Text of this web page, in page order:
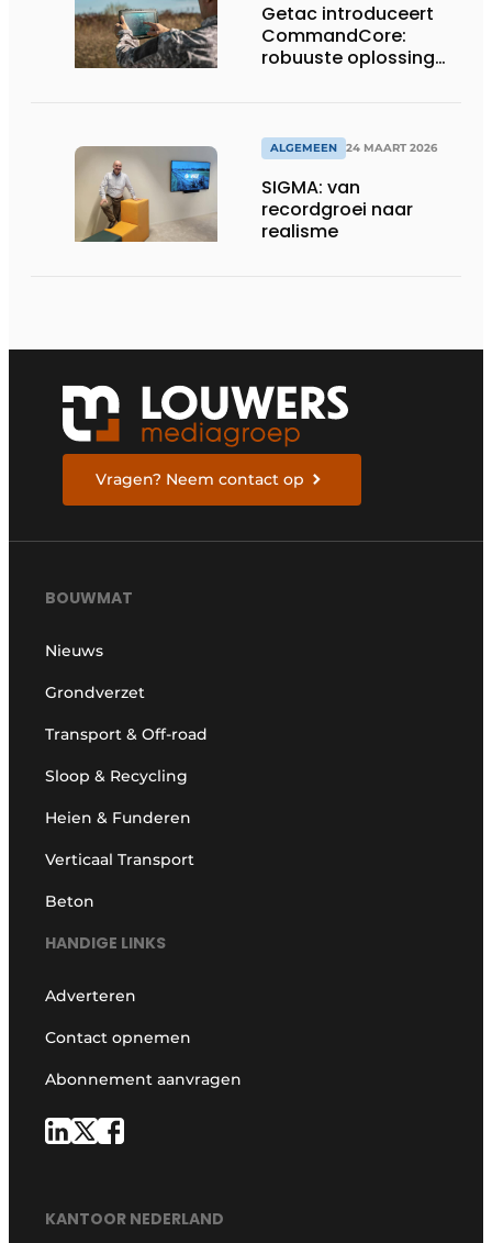
Getac introduceert
CommandCore:
robuuste oplossing
ALGEMEEN 24 MAART 2026
SIGMA: van
recordgroei naar
realisme
Vragen? Neem contact op
BOUWMAT
Nieuws
Grondverzet
Transport & Off-road
Sloop & Recycling
Heien & Funderen
Verticaal Transport
Beton
HANDIGE LINKS
Adverteren
Contact opnemen
Abonnement aanvragen
KANTOOR NEDERLAND